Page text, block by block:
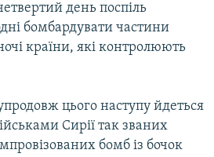
день поспіль
бомбардувати частини
країни, які контролюють
цього наступу йдеться
Сирії так званих
бомб із бочок